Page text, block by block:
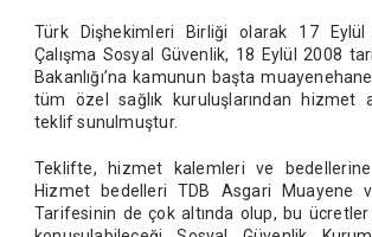
Türk Dişhekimleri Birliği olarak 17
Çalışma Sosyal Güvenlik, 18 Eylül 2008
Bakanlığı’na kamunun başta
tüm özel sağlık kuruluşlarından hizmet
teklif sunulmuştur.
Teklifte, hizmet kalemleri ve
Hizmet bedelleri TDB Asgari Muayene
Tarifesinin de çok altında olup, bu